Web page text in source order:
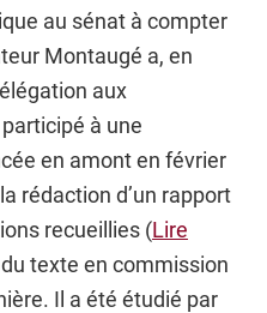
au sénat à compter
Montaugé a, en
aux
à une
en amont en février
rédaction d’un rapport
recueillies (Lire
texte en commission
Il a été étudié par